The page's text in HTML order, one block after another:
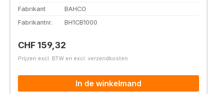
Fabrikant
BAHCO
Fabrikantnr.
BH1CB1000
Normale prijs:
CHF 159,32
Prijzen excl. BTW en excl. verzendkosten
In de winkelmand